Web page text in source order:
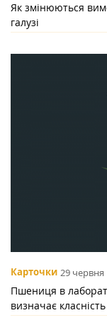
Як змінюються
галузі
Карточки 29 червня
Пшениця в
визначає класність